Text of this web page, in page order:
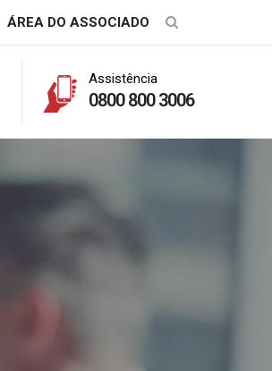
ÁREA DO ASSOCIADO
Assistência
0800 800 3006